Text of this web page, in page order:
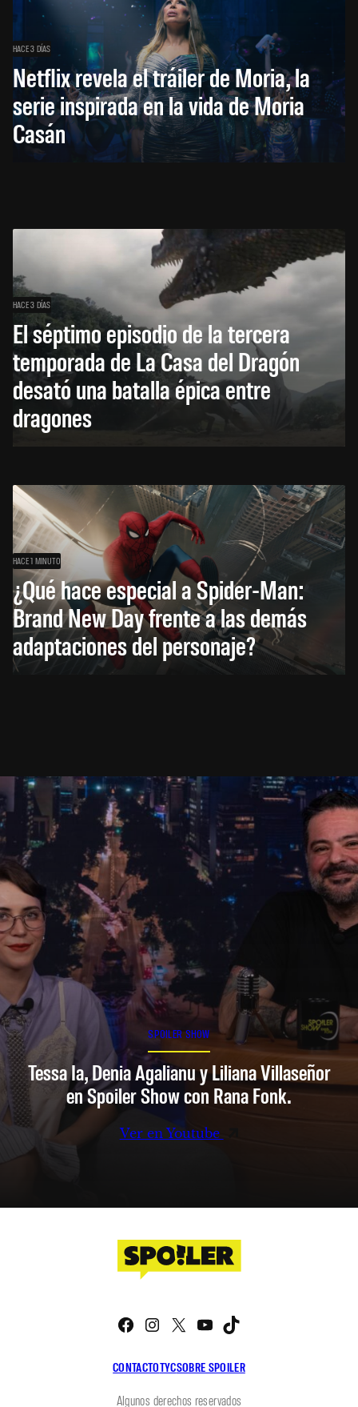
HACE 3 DÍAS
Netflix revela el tráiler de Moria, la
serie inspirada en la vida de Moria
Casán
HACE 3 DÍAS
El séptimo episodio de la tercera
temporada de La Casa del Dragón
desató una batalla épica entre
dragones
HACE 1 MINUTO
¿Qué hace especial a Spider-Man:
Brand New Day frente a las demás
adaptaciones del personaje?
SPOILER SHOW
Tessa Ia, Denia Agalianu y Liliana Villaseñor
en Spoiler Show con Rana Fonk.
Ver en Youtube
CONTACTOTYCSOBRE SPOILER
Facebook
Instagram
X YouTube
Algunos derechos reservados